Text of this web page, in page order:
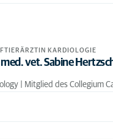
KARDIOLOGIE
med. vet. Sabine
| Mitglied des Collegium